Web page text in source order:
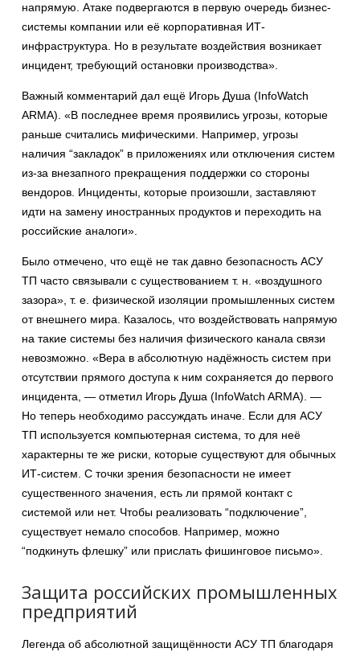
напрямую. Атаке подвергаются в первую очередь бизнес-
системы компании или её корпоративная ИТ-
инфраструктура. Но в результате воздействия возникает
инцидент, требующий остановки производства».
Важный комментарий дал ещё Игорь Душа (InfoWatch
ARMA). «В последнее время проявились угрозы, которые
раньше считались мифическими. Например, угрозы
наличия “закладок” в приложениях или отключения систем
из-за внезапного прекращения поддержки со стороны
вендоров. Инциденты, которые произошли, заставляют
идти на замену иностранных продуктов и переходить на
российские аналоги».
Было отмечено, что ещё не так давно безопасность АСУ
ТП часто связывали с существованием т. н. «воздушного
зазора», т. е. физической изоляции промышленных систем
от внешнего мира. Казалось, что воздействовать напрямую
на такие системы без наличия физического канала связи
невозможно. «Вера в абсолютную надёжность систем при
отсутствии прямого доступа к ним сохраняется до первого
инцидента, — отметил Игорь Душа (InfoWatch ARMA). —
Но теперь необходимо рассуждать иначе. Если для АСУ
ТП используется компьютерная система, то для неё
характерны те же риски, которые существуют для обычных
ИТ-систем. С точки зрения безопасности не имеет
существенного значения, есть ли прямой контакт с
системой или нет. Чтобы реализовать “подключение”,
существует немало способов. Например, можно
“подкинуть флешку” или прислать фишинговое письмо».
Защита российских промышленных
предприятий
Легенда об абсолютной защищённости АСУ ТП благодаря